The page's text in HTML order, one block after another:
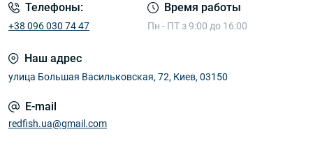
Телефоны:
+38 096 030 74 47
Время работы
Пн - ПТ з 9:00 до 16:00
Наш адрес
улица Большая Васильковская, 72, Киев, 03150
E-mail
redfish.ua@gmail.com